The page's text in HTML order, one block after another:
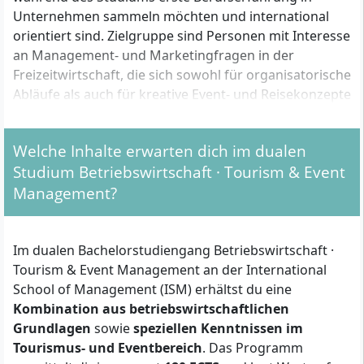
Unternehmen sammeln möchten und international
orientiert sind. Zielgruppe sind Personen mit Interesse
an Management- und Marketingfragen in der
Freizeitwirtschaft, die sich sowohl für organisatorische
Abläufe als auch für kreative Event- und Reisekonzepte
wechseln wollen.
Welche formalen Zulassungsvoraussetzungen
musst du erfüllen?
Um dich für das duale Bachelorstudium zu
qualifizieren, benötigst du folgende Nachweise:
Allgemeine Hochschulreife (Abitur) oder
vergleichbarer Abschluss
Englischkenntnisse auf Niveau B2
(nachgewiesen z. B. durch Schulzeugnisse oder
Welche Inhalte erwarten dich im dualen
Studium Betriebswirtschaft · Tourism & Event
Management?
Im dualen Bachelorstudiengang Betriebswirtschaft ·
Tourism & Event Management an der International
School of Management (ISM) erhältst du eine
Kombination aus betriebswirtschaftlichen
Grundlagen sowiespeziellen Kenntnissen im
Tourismus- und Eventbereich. Das Programm